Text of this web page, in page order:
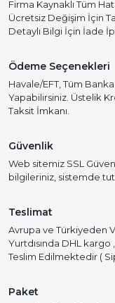
Firma Kaynaklı Tüm
Ücretsiz Değişim İçin
Detaylı Bilgi İçin İade
Ödeme Seçenekleri
Havale/EFT, Tüm
Yapabilirsiniz. Üstelik
Taksit İmkanı.
Güvenlik
Web sitemiz SSL
bilgileriniz, sistemde
Teslimat
Avrupa ve Türkiyeden
Yurtdısında DHL
Teslim Edilmektedir (
Paket